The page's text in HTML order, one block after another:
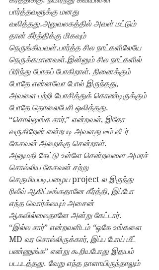
பார்த்தவளுக்கு மனது
வலித்தது.அலுவலகத்தில் அவள் மட்டும்
தான் கீர்த்திக்கு மிகவும்
நெருங்கியவள்.பார்த்த சில நாட்களிலேயே
நெருக்கமானவள்.இன்னும் சில நாட்களில்
பிரிந்து போகப் போகிறாள். நினைக்கும்
போதே என்னவோ போல் இருந்தது,
அவளை பற்றி யோசித்துக் கொண்டிருக்கும்
போதே தொலைபேசி ஒலித்தது.
“சொல்லுங்க சார்,” என்றவள், இதோ
வருகிறேன் என்றபடி அவளது டீம் லீடர்
கேசவன் அறைக்கு சென்றாள்.
அனுமதி கேட்டு உள்ளே சென்றவளை அமரச்
சொல்லிய கேசவன் சற்று
செருமியபடி,பழைய project ல இருந்து
ரிலீவ் ஆகிட்டீங்கதானே கீர்த்தி, இப்போ
எந்த வொர்க்லயும் அசைன்
ஆகவில்லைதானே அன்று கேட்டார்.
“இல்ல சார்” என்றவளிடம் “ஒகே உங்களை
MD வர சொல்லிருக்கார், இப்ப போய் மீட்
பண்ணுங்க” என்று கூறியபோது இதயம்
படபடத்தது. வேறு எந்த நாளாயிருந்தாலும்